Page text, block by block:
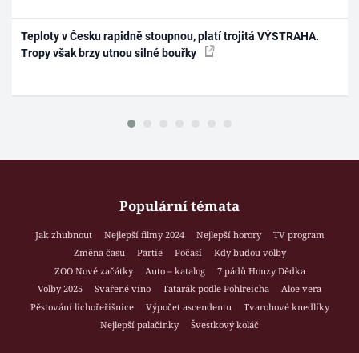
Teploty v Česku rapidně stoupnou, platí trojitá VÝSTRAHA.
Tropy však brzy utnou silné bouřky
Populární témata
Jak zhubnout Nejlepší filmy 2024 Nejlepší horory
TV program
Změna času
Partie Počasí
Kdy budou volby
ZOO Nové začátky
Auto – katalog
7 pádů Honzy Dědka
Volby 2025
Svařené víno Tatarák podle Pohlreicha
Aloe vera
Pěstování lichořeřišnice
Výpočet ascendentu
Tvarohové knedlíky
Nejlepší palačinky
Švestkový koláč